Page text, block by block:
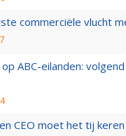
commerciële vlucht
ABC-eilanden:
CEO moet het tij